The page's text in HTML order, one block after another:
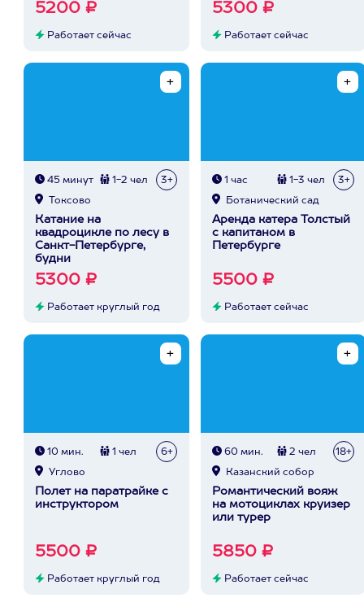
5200 ₽
Работает сейчас
5300 ₽
Работает сейчас
45 минут 1-2 чел 3+
Токсово
Катание на
квадроцикле по лесу в
Санкт-Петербурге,
будни
5300 ₽
Работает круглый год
1 час 1-3 чел 3+
Ботанический сад
Аренда катера Толстый
с капитаном в
Петербурге
5500 ₽
Работает сейчас
10 мин. 1 чел 6+
Углово
Полет на паратрайке с
инструктором
5500 ₽
Работает круглый год
60 мин. 2 чел 18+
Казанский собор
Романтический вояж
на мотоциклах круизер
или турер
5850 ₽
Работает сейчас